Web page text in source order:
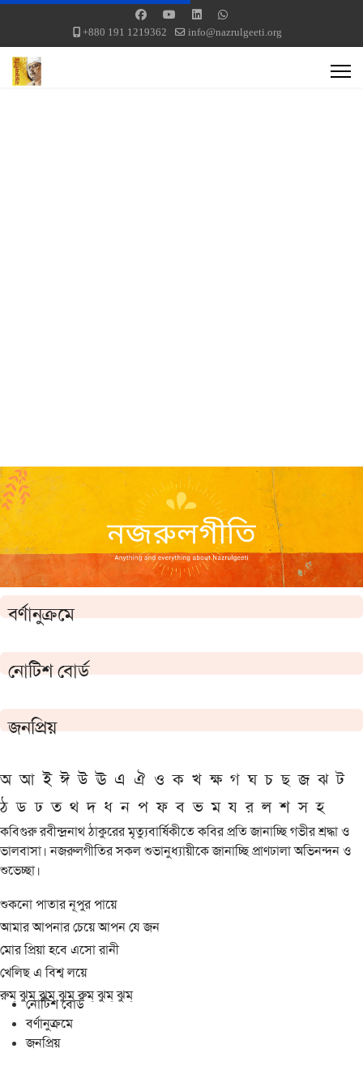
+880 191 1219362 info@nazrulgeeti.org
বর্ণানুক্রমে
নোটিশ বোর্ড
জনপ্রিয়
অ আ ই ঈ উ ঊ এ ঐ ও ক খ ক্ষ গ ঘ চ ছ জ ঝ ট
ঠ ড ঢ ত থ দ ধ ন প ফ ব ভ ম য র ল শ স হ
কবিগুরু রবীন্দ্রনাথ ঠাকুরের মৃত্যুবার্ষিকীতে কবির প্রতি জানাচ্ছি গভীর শ্রদ্ধা ও
ভালবাসা। নজরুলগীতির সকল শুভানুধ্যায়ীকে জানাচ্ছি প্রাণঢালা অভিনন্দন ও
শুভেচ্ছা।
শুকনো পাতার নূপুর পায়ে
আমার আপনার চেয়ে আপন যে জন
মোর প্রিয়া হবে এসো রানী
খেলিছ এ বিশ্ব লয়ে
রুম্ ঝুম্ ঝুম্ ঝুম্ রুম্ ঝুম্ ঝুম্
নোটিশ বোর্ড
বর্ণানুক্রমে
জনপ্রিয়